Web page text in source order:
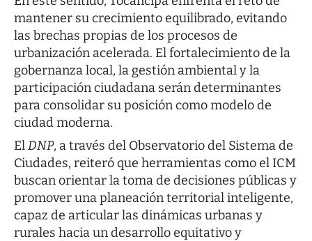
mantener su crecimiento equilibrado, evitando
las brechas propias de los procesos de
urbanización acelerada. El fortalecimiento de la
gobernanza local, la gestión ambiental y la
participación ciudadana serán determinantes
para consolidar su posición como modelo de
ciudad moderna.
ElDNP, a través del Observatorio del Sistema de
Ciudades, reiteró que herramientas como el ICM
buscan orientar la toma de decisiones públicas y
promover una planeación territorial inteligente,
capaz de articular las dinámicas urbanas y
rurales hacia un desarrollo equitativo y